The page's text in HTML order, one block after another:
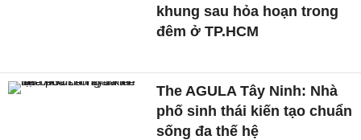
khung sau hỏa hoạn trong
đêm ở TP.HCM
The AGULA Tây Ninh: Nhà
phố sinh thái kiến tạo chuẩn
sống đa thế hệ